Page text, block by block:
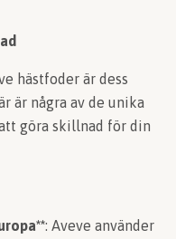
hästfoder är dess
är några av de unika
göra skillnad för din
: Aveve använder